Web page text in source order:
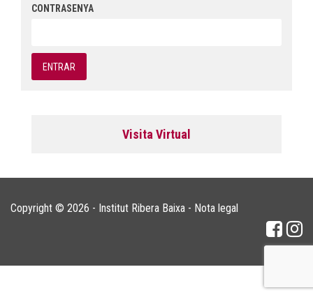
CONTRASENYA
Visita Virtual
Copyright © 2026 - Institut Ribera Baixa - Nota legal